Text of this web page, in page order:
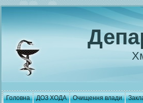
Головна ДОЗ ХОДА Очищення влади